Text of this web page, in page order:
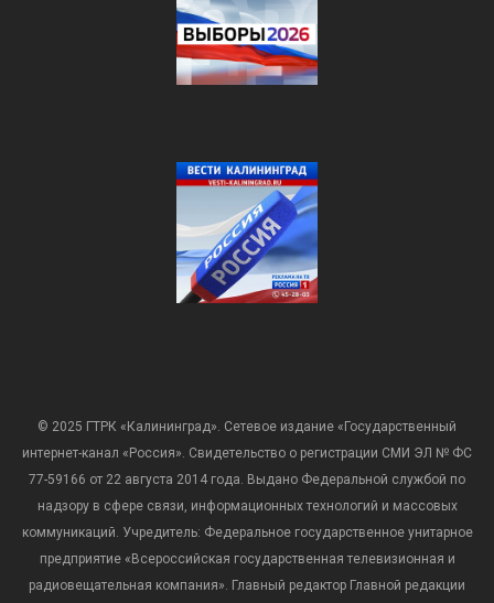
© 2025 ГТРК «Калининград». Сетевое издание «Государственный
интернет-канал «Россия». Свидетельство о регистрации СМИ ЭЛ № ФС
77-59166 от 22 августа 2014 года. Выдано Федеральной службой по
надзору в сфере связи, информационных технологий и массовых
коммуникаций. Учредитель: Федеральное государственное унитарное
предприятие «Всероссийская государственная телевизионная и
радиовещательная компания». Главный редактор Главной редакции